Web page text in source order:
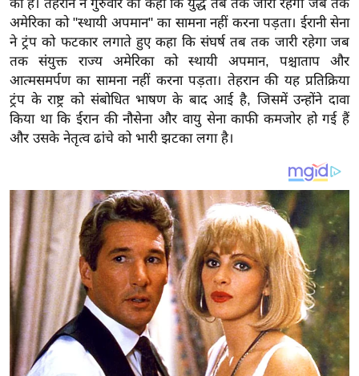
ष
ज्ञ
रा
य
ब
ज
ट
ल
क्रि
के
ट
I
2
0
की है। तेहरान ने गुरुवार को कहा कि युद्ध तब तक जारी रहेगा जब तक
अमेरिका को "स्थायी अपमान" का सामना नहीं करना पड़ता। ईरानी सेना
ने ट्रंप को फटकार लगाते हुए कहा कि संघर्ष तब तक जारी रहेगा जब
तक संयुक्त राज्य अमेरिका को स्थायी अपमान, पश्चाताप और
आत्मसमर्पण का सामना नहीं करना पड़ता। तेहरान की यह प्रतिक्रिया
ट्रंप के राष्ट्र को संबोधित भाषण के बाद आई है, जिसमें उन्होंने दावा
किया था कि ईरान की नौसेना और वायु सेना काफी कमजोर हो गई हैं
और उसके नेतृत्व ढांचे को भारी झटका लगा है।